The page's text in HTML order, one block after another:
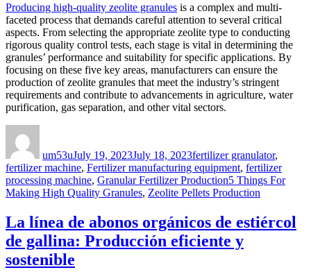
Producing high-quality zeolite granules is a complex and multi-
faceted process that demands careful attention to several critical
aspects. From selecting the appropriate zeolite type to conducting
rigorous quality control tests, each stage is vital in determining the
granules’ performance and suitability for specific applications. By
focusing on these five key areas, manufacturers can ensure the
production of zeolite granules that meet the industry’s stringent
requirements and contribute to advancements in agriculture, water
purification, gas separation, and other vital sectors.
um53uJuly 19, 2023July 18, 2023fertilizer granulator,
fertilizer machine, Fertilizer manufacturing equipment, fertilizer
processing machine, Granular Fertilizer ProductionTags
5 Things For
Making High Quality Granules, Zeolite Pellets Production
La línea de abonos orgánicos de estiércol
de gallina: Producción eficiente y
sostenible